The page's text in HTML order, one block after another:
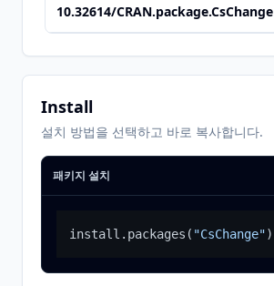
10.32614/CRAN.package.CsChange
Install
설치 방법을 선택하고 바로 복사합니다.
패키지 설치
install.packages ( "CsChange")